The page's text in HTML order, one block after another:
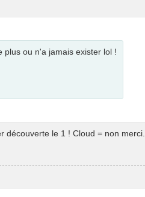
plus ou n'a jamais exister lol !
découverte le 1 ! Cloud = non merci.